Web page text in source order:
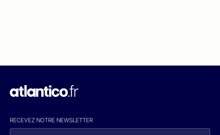
RECEVEZ NOTRE NEWSLETTER